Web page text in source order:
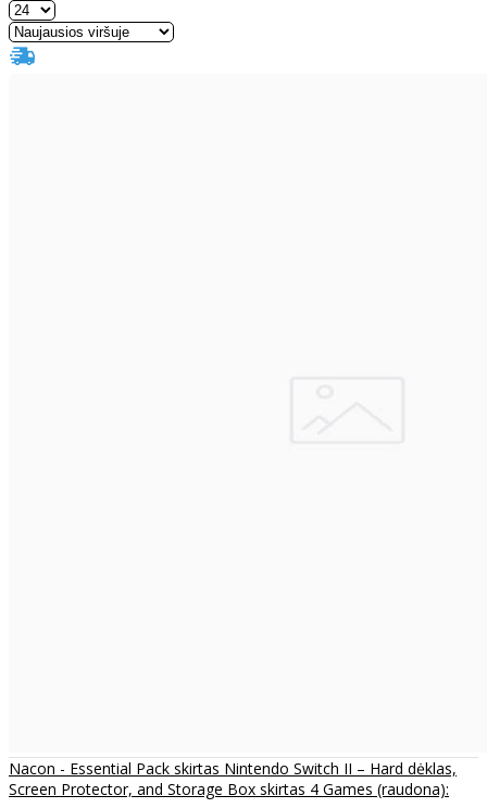
Nacon - Essential Pack skirtas Nintendo Switch II – Hard dėklas,
Screen Protector, and Storage Box skirtas 4 Games (raudona):